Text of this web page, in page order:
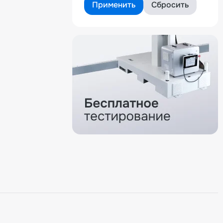
Применить Сбросить